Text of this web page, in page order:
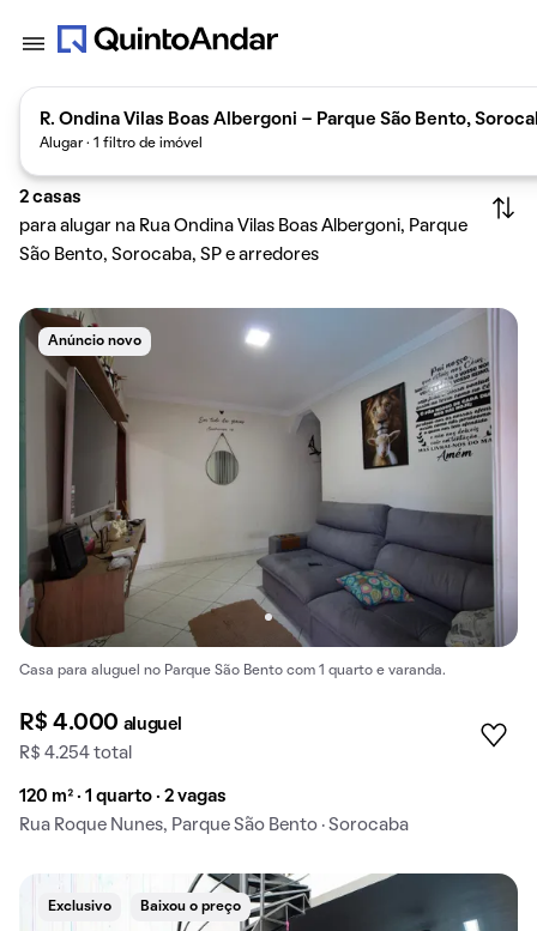
R. Ondina Vilas Boas Albergoni - Parque São Bento,
Alugar · 1 filtro de imóvel
2 casas
para alugar na Rua Ondina Vilas Boas Albergoni, Parque
São Bento, Sorocaba, SP e arredores
Anúncio novo
Casa para aluguel no Parque São Bento com 1 quarto e varanda.
R$ 4.000 aluguel
R$ 4.254 total
120 m² · 1 quarto · 2 vagas
Rua Roque Nunes, Parque São Bento · Sorocaba
Exclusivo Baixou o preço